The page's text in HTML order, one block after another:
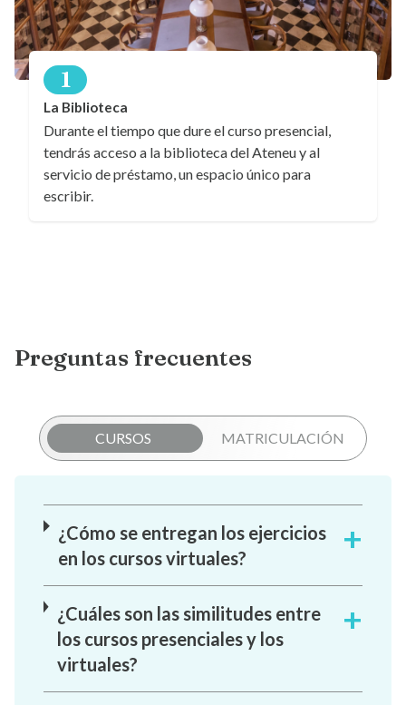
1
La Biblioteca
Durante el tiempo que dure el curso presencial,
tendrás acceso a la biblioteca del Ateneu y al
servicio de préstamo, un espacio único para
escribir.
Preguntas frecuentes
CURSOS MATRICULACIÓN
¿Cómo se entregan los ejercicios
en los cursos virtuales?
¿Cuáles son las similitudes entre
los cursos presenciales y los
virtuales?